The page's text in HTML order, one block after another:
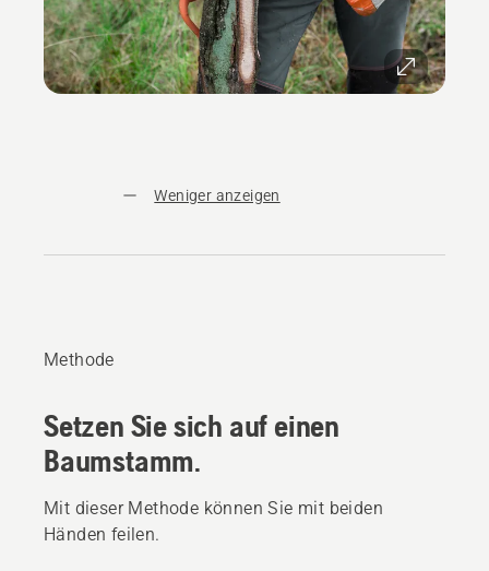
Weniger anzeigen
Methode
Setzen Sie sich auf einen
Baumstamm.
Mit dieser Methode können Sie mit beiden
Händen feilen.